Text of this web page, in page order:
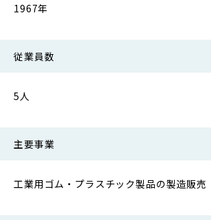
1967年
従業員数
5人
主要事業
工業用ゴム・プラスチック製品の製造販売